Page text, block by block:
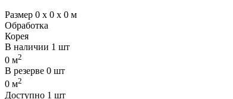
Размер 0 x 0 x 0 м
Обработка
Корея
В наличии 1 шт
0 м2
В резерве 0 шт
0 м2
Доступно 1 шт